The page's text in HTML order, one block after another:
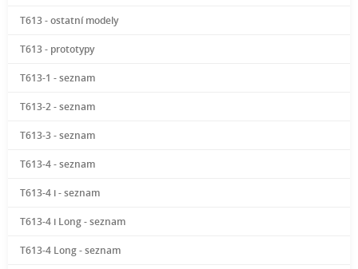
T613 - ostatní modely
T613 - prototypy
T613-1 - seznam
T613-2 - seznam
T613-3 - seznam
T613-4 - seznam
T613-4 i - seznam
T613-4 i Long - seznam
T613-4 Long - seznam